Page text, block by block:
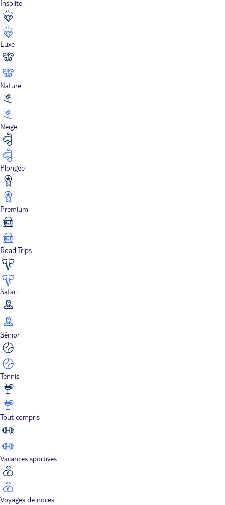
Insolite
Luxe
Nature
Neige
Plongée
Premium
Road Trips
Safari
Sénior
Tennis
Tout compris
Vacances sportives
Voyages de noces